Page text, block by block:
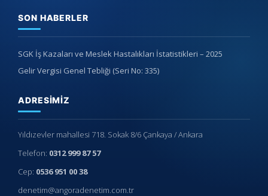
SON HABERLER
SGK İş Kazaları ve Meslek Hastalıkları İstatistikleri – 2025
Gelir Vergisi Genel Tebliği (Seri No: 335)
ADRESIMIZ
Yıldızevler mahallesi 718. Sokak 8/6 Çankaya / Ankara
Telefon: 0312 999 87 57
Cep: 0536 951 00 38
denetim@angoradenetim.com.tr